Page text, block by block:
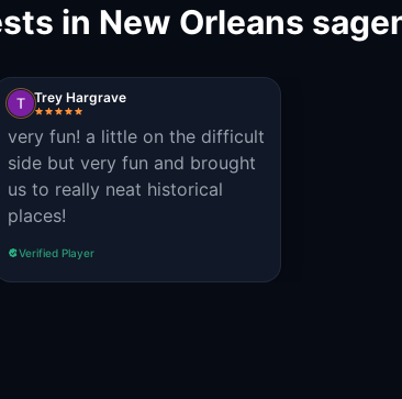
in New Orleans
Trey Hargrave
very fun! a little on the difficult
side but very fun and brought
us to really neat historical
places!
Verified Player